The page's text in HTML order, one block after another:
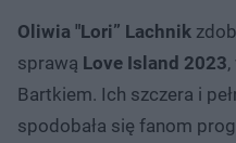
Oliwia "Lori” Lachnik
sprawą Love Island 2023
Bartkiem. Ich szczera i
spodobała się fanom